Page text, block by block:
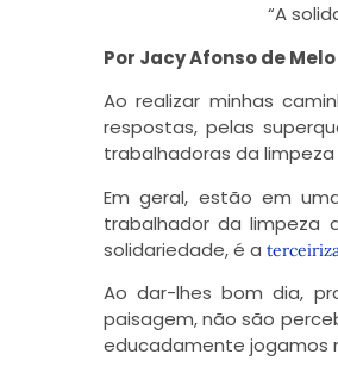
“A
Por Jacy Afonso de Melo
Ao realizar minhas
respostas, pelas
trabalhadoras da
Em geral, estão em
trabalhador da limpeza
solidariedade, é a
Ao dar-lhes bom dia,
paisagem, não são
educadamente jogamos